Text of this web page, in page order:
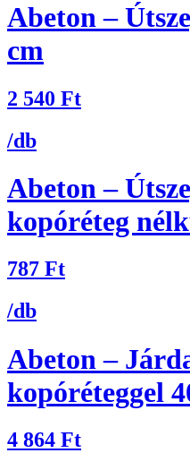
Abeton –
cm
2 540 Ft
/db
Abeton –
kopóréteg
787 Ft
/db
Abeton –
kopóréteggel
4 864 Ft